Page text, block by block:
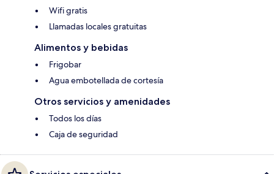
Wifi gratis
Llamadas locales gratuitas
Alimentos y bebidas
Frigobar
Agua embotellada de cortesía
Otros servicios y amenidades
Todos los días
Caja de seguridad